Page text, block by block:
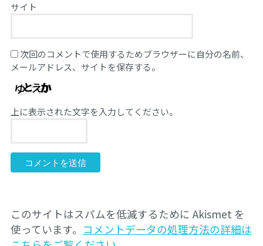
サイト
次回のコメントで使用するためブラウザーに自分の名前、
メールアドレス、サイトを保存する。
上に表示された文字を入力してください。
このサイトはスパムを低減するために Akismet を
使っています。 コメントデータの処理方法の詳細は